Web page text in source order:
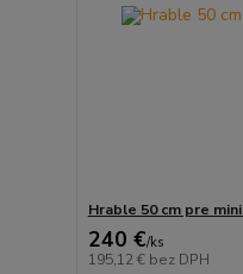
Hrable 50 cm pre
240 €/ks
195,12 € bez DPH